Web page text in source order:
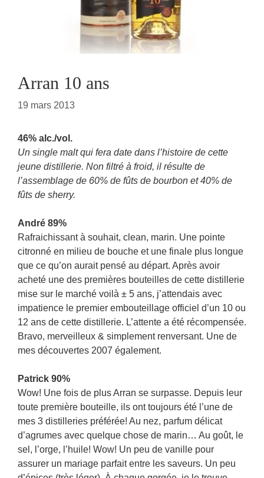
Arran 10 ans
19 mars 2013
46% alc./vol.
Un single malt qui fera date dans l’histoire de cette
jeune distillerie. Non filtré à froid, il résulte de
l’assemblage de 60% de fûts de bourbon et 40% de
fûts de sherry.
André 89%
Rafraichissant à souhait, clean, marin. Une pointe
citronné en milieu de bouche et une finale plus longue
que ce qu’on aurait pensé au départ. Après avoir
acheté une des premières bouteilles de cette distillerie
mise sur le marché voilà ± 5 ans, j’attendais avec
impatience le premier embouteillage officiel d’un 10 ou
12 ans de cette distillerie. L’attente a été récompensée.
Bravo, merveilleux & simplement renversant. Une de
mes découvertes 2007 également.
Patrick 90%
Wow! Une fois de plus Arran se surpasse. Depuis leur
toute première bouteille, ils ont toujours été l’une de
mes 3 distilleries préférée! Au nez, parfum délicat
d’agrumes avec quelque chose de marin… Au goût, le
sel, l’orge, l’huile! Wow! Un peu de vanille pour
assurer un mariage parfait entre les saveurs. Un peu